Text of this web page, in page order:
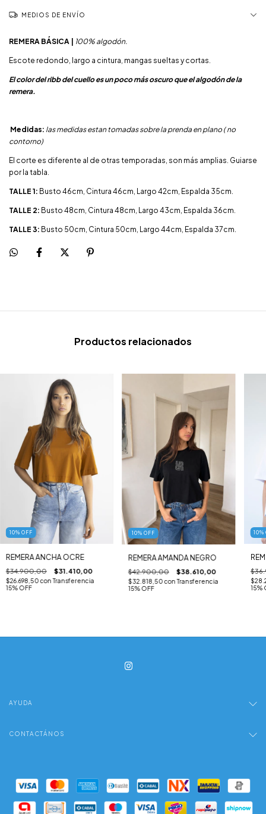
MEDIOS DE ENVÍO
REMERA BÁSICA | 100% algodón.
Escote redondo, largo a cintura, mangas sueltas y cortas.
El color del ribb del cuello es un poco más oscuro que el algodón de la
remera.
Medidas: las medidas estan tomadas sobre la prenda en plano ( no
contorno)
El corte es diferente al de otras temporadas, son más amplias. Guiarse
por la tabla.
TALLE 1: Busto 46cm, Cintura 46cm, Largo 42cm, Espalda 35cm.
TALLE 2: Busto 48cm, Cintura 48cm, Largo 43cm, Espalda 36cm.
TALLE 3: Busto 50cm, Cintura 50cm, Largo 44cm, Espalda 37cm.
Productos relacionados
10% OFF
REMERA ANCHA OCRE
$34.900,00 $31.410,00
$26.698,50con Transferencia
15% OFF
10% OFF
REMERA AMANDA NEGRO
$42.900,00 $38.610,00
$32.818,50con Transferencia
15% OFF
10%
15%
AYUDA
CONTACTÁNOS